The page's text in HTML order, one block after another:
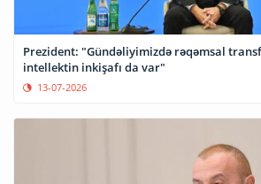
Prezident: "Gündəliyimizdə rəqəmsal
intellektin inkişafı da var"
13-07-2026